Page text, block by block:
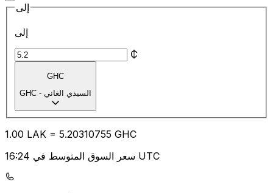
إلى
إلى
₵
GHC
GHC - السيدي الغاني
1.00 LAK = 5.20310755 GHC
سعر السوق المتوسط في 16:24 UTC